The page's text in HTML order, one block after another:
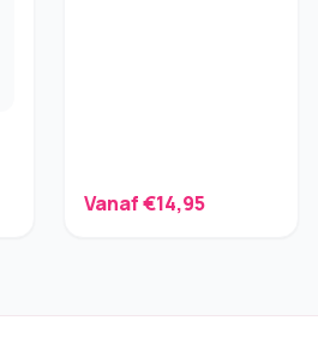
Vanaf €14,95